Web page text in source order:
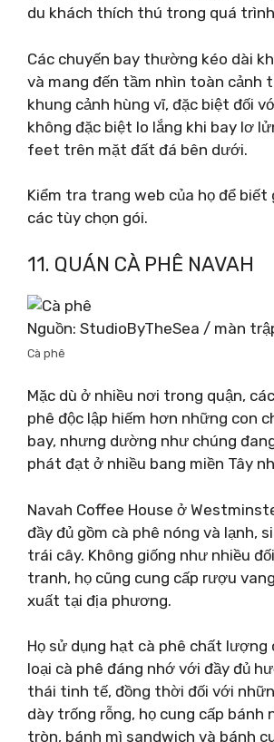
du khách thích thú trong quá
Các chuyến bay thường kéo dài
và mang đến tầm nhìn toàn cảnh
khung cảnh hùng vĩ, đặc biệt đối
không đặc biệt lo lắng khi bay lơ
feet trên mặt đất đá bên dưới.
Kiểm tra trang web của họ để biết
các tùy chọn gói.
11. QUÁN CÀ PHÊ NAVAH
Nguồn: StudioByTheSea / màn
Cà phê
Mặc dù ở nhiều nơi trong quận,
phê độc lập hiếm hơn những con
bay, nhưng dường như chúng
phát đạt ở nhiều bang miền Tây
Navah Coffee House ở
đầy đủ gồm cà phê nóng và lạnh,
trái cây. Không giống như nhiều
tranh, họ cũng cung cấp rượu
xuất tại địa phương.
Họ sử dụng hạt cà phê chất lượng
loại cà phê đáng nhớ với đầy đủ
thái tinh tế, đồng thời đối với
dày trống rỗng, họ cung cấp bánh
tròn, bánh mì sandwich và bánh